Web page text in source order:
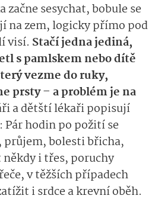
začne sesychat, bobule se
na zem, logicky přímo pod
visí. Stačí jedna jediná,
s pamlskem nebo dítě
vezme do ruky,
prsty – a problém je na
a dětští lékaři popisují
hodin po požití se
průjem, bolesti břicha,
i třes, poruchy
v těžších případech
i srdce a krevní oběh.